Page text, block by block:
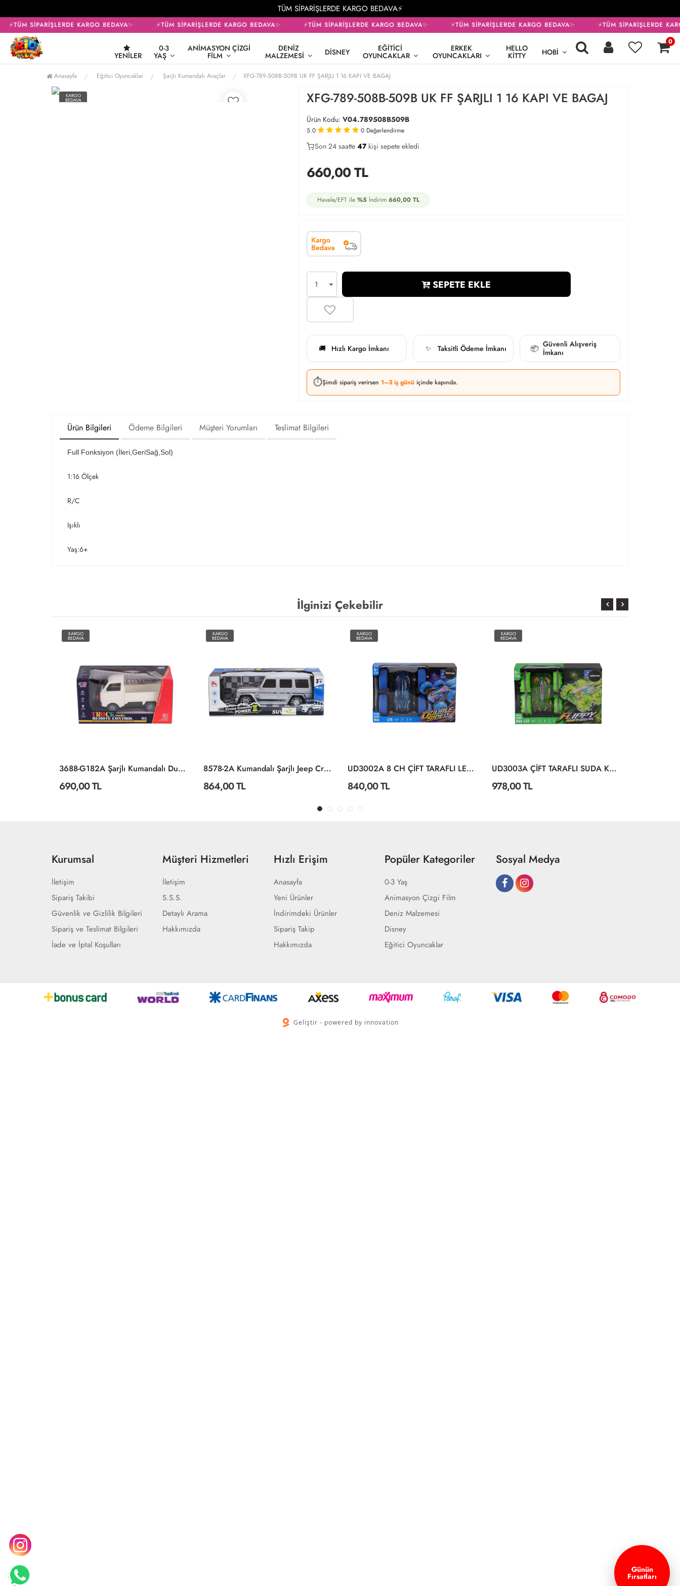
TÜM SİPARİŞLERDE KARGO BEDAVA⚡
⚡TÜM SİPARİŞLERDE KARGO BEDAVA✨ ⚡TÜM SİPARİŞLERDE KARGO BEDAVA✨ ⚡TÜM SİPARİŞLERDE KARGO BEDAVA✨ ⚡TÜM SİPARİŞLERDE KARGO BEDAVA✨ ⚡TÜM SİPARİŞLERDE
YENILER
0-3
YAŞ
ANIMASYON ÇIZGI
FILM
DENIZ
MALZEMESI DISNEY EĞITICI
OYUNCAKLAR
ERKEK
OYUNCAKLARI
HELLO
KITTY HOBI
0
Anasayfa Eğitici Oyuncaklar ŞarjIı Kumandalı Araçlar XFG-789-508B-509B UK FF ŞARJLI 1 16 KAPI VE BAGAJ
KARGO
BEDAVA XFG-789-508B-509B UK FF ŞARJLI 1 16 KAPI VE BAGAJ
Ürün Kodu: V04.789508B509B
5.0 0 Değerlendirme
30
Son 24 saatte 47kişi sepete ekledi
16
660,00TL
Havale/EFT ile %5İndirim 660,00TL
SEPETE EKLE
🚚 Hızlı Kargo İmkanı ✨ Taksitli Ödeme İmkanı 📦 Güvenli Alışveriş
İmkanı
⏱️Şimdi sipariş verirsen 1–3 iş günü içinde kapında.
Ürün Bilgileri Ödeme Bilgileri Müşteri Yorumları Teslimat Bilgileri
Full Fonksiyon (İleri,GeriSağ,Sol)
1:16 Ölçek
R/C
Işıklı
Yaş:6+
İlginizi Çekebilir
KARGO
BEDAVA
3688-G182A Şarjlı Kumandalı Duman Atan Kamyonet
690,00 TL
KARGO
BEDAVA
8578-2A Kumandalı Şarjlı Jeep Cross Country -Limon Oyuncak
864,00 TL
KARGO
BEDAVA
UD3002A 8 CH ÇİFT TARAFLI LED IŞIKLI AKROBAT ARABA
840,00 TL
KARGO
BEDAVA
UD3003A ÇİFT TARAFLI SUDA KARADA GİDEN ARABA
978,00 TL
Kurumsal
İletişim
Sipariş Takibi
Güvenlik ve Gizlilik Bilgileri
Sipariş ve Teslimat Bilgileri
İade ve İptal Koşulları
Müşteri Hizmetleri
İletişim
S.S.S.
Detaylı Arama
Hakkımızda
Hızlı Erişim
Anasayfa
Yeni Ürünler
İndirimdeki Ürünler
Sipariş Takip
Hakkımızda
Popüler Kategoriler
0-3 Yaş
Animasyon Çizgi Film
Deniz Malzemesi
Disney
Eğitici Oyuncaklar
Sosyal Medya
Geliştir - powered by innovation
Günün
Fırsatları